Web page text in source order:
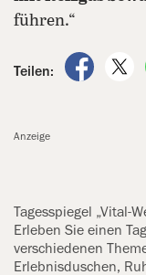
führen.“
Teilen:
auf
Anzeige
Tagesspiegel „Vital-
Erleben Sie einen
verschiedenen
Erlebnisduschen,